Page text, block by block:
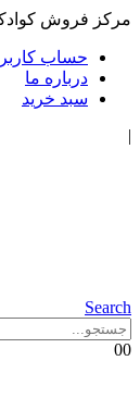
مرکز فروش
حساب
درباره ما
سبد خرید
|
Search
00